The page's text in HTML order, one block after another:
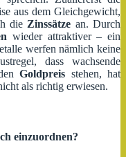
aus dem Gleichgewicht,
die Zinssätze an. Durch
wieder attraktiver – ein
werfen nämlich keine
dass wachsende
Goldpreis stehen, hat
als richtig erwiesen.
einzuordnen?